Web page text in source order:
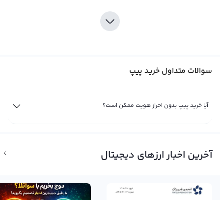
صرافی ارز دیجیتال رابکس، تجربه خرید پیپ را برای کاربران خود بهبود داده است. با
اطلاعات به روز بازار، به کاربران خود کمک می‌کند تا در تصمیم‌گیری‌هایشان موفق تر
با آن نیز توجه کافی داشت. در نهایت، خرید پیپ نیز همانند سایر ارزهای دیجیتال،
فروش پیپ بپردازید. اگر با بررسی نمودارهای قیمت و اخبار و حواشی فاندامنتال
سوالات متداول خرید پیپ
آیا خرید پیپ بدون احراز هویت ممکن است؟
آخرین اخبار ارزهای دیجیتال